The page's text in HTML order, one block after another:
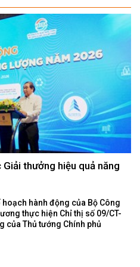
thưởng hiệu quả năng
hoạch hành động của Bộ Công
thực hiện Chỉ thị số 09/CT-
của Thủ tướng Chính phủ